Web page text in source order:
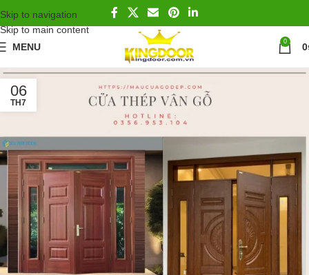
Skip to navigation
Skip to main content
MENU
0 0
06
TH7